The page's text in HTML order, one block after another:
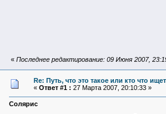
« Последнее редактирование: 09 Июня 2007,
Re: Путь, что это такое или кто что
« Ответ #1 : 27 Марта 2007, 20:10:33 »
Солярис